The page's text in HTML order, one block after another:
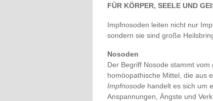
FÜR KÖRPER, SEELE UND
Impfnosoden leiten nicht nur
sondern sie sind große
Nosoden
Der Begriff Nosode stammt vom
homöopathische Mittel, die aus
Impfnosode handelt es sich um
Anspannungen, Ängste und